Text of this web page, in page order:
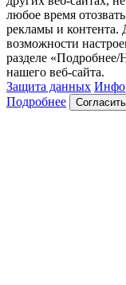
любое время
рекламы и
возможности
разделе
нашего веб-сайта.
Защита данных
Подробнее